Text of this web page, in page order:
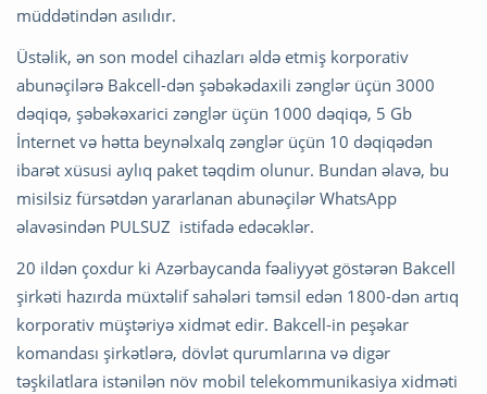
müddətindən asılıdır.
Üstəlik, ən son model cihazları əldə etmiş korporativ
abunəçilərə Bakcell-dən şəbəkədaxili zənglər üçün 3000
dəqiqə, şəbəkəxarici zənglər üçün 1000 dəqiqə, 5 Gb
İnternet və hətta beynəlxalq zənglər üçün 10 dəqiqədən
ibarət xüsusi aylıq paket təqdim olunur. Bundan əlavə, bu
misilsiz fürsətdən yararlanan abunəçilər WhatsApp
əlavəsindən PULSUZ istifadə edəcəklər.
20 ildən çoxdur ki Azərbaycanda fəaliyyət göstərən Bakcell
şirkəti hazırda müxtəlif sahələri təmsil edən 1800-dən artıq
korporativ müştəriyə xidmət edir. Bakcell-in peşəkar
komandası şirkətlərə, dövlət qurumlarına və digər
təşkilatlara istənilən növ mobil telekommunikasiya xidməti